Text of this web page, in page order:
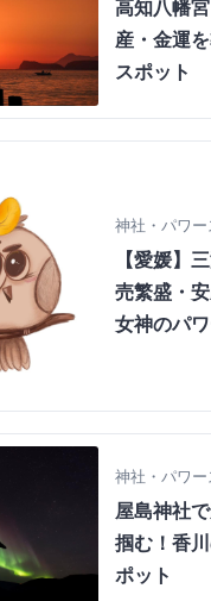
高知八幡
産・金運
スポット
神社・パワ
【愛媛】
売繁盛・
女神のパ
神社・パワ
屋島神社
掴む！香
ポット